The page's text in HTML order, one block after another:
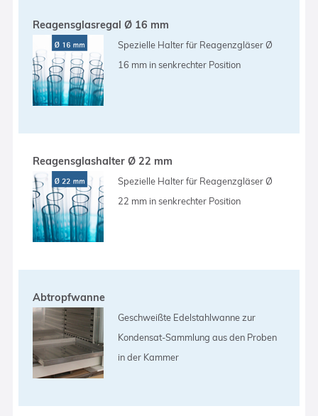
Reagensglasregal Ø 16 mm
Spezielle Halter für Reagenzgläser Ø
16 mm in senkrechter Position
Reagensglashalter Ø 22 mm
Spezielle Halter für Reagenzgläser Ø
22 mm in senkrechter Position
Abtropfwanne
Geschweißte Edelstahlwanne zur
Kondensat-Sammlung aus den Proben
in der Kammer